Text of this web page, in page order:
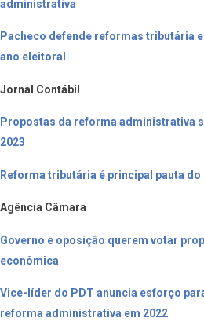
administrativa
Pacheco defende reformas tributária
ano eleitoral
Jornal Contábil
Propostas da reforma administrativa
2023
Reforma tributária é principal pauta
Agência Câmara
Governo e oposição querem votar
econômica
Vice-líder do PDT anuncia esforço
reforma administrativa em 2022